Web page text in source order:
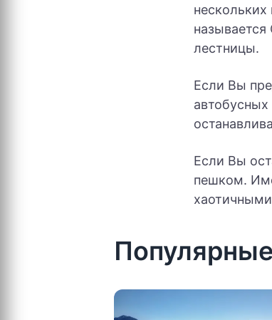
лестницы.
Если Вы
Если Вы
пешком.